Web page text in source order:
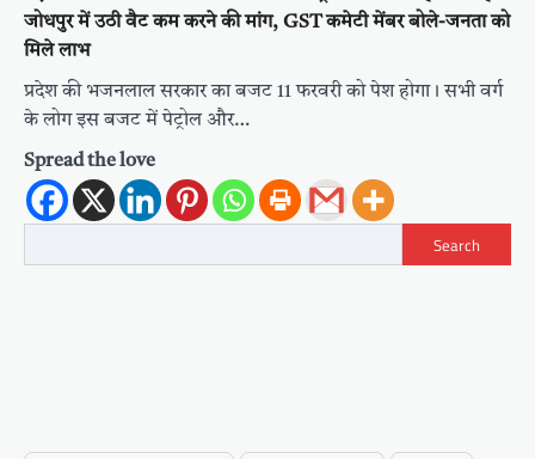
जोधपुर में उठी वैट कम करने की मांग, GST कमेटी मेंबर बोले-जनता को
मिले लाभ
प्रदेश की भजनलाल सरकार का बजट 11 फरवरी को पेश होगा। सभी वर्ग
के लोग इस बजट में पेट्रोल और…
Spread the love
Search